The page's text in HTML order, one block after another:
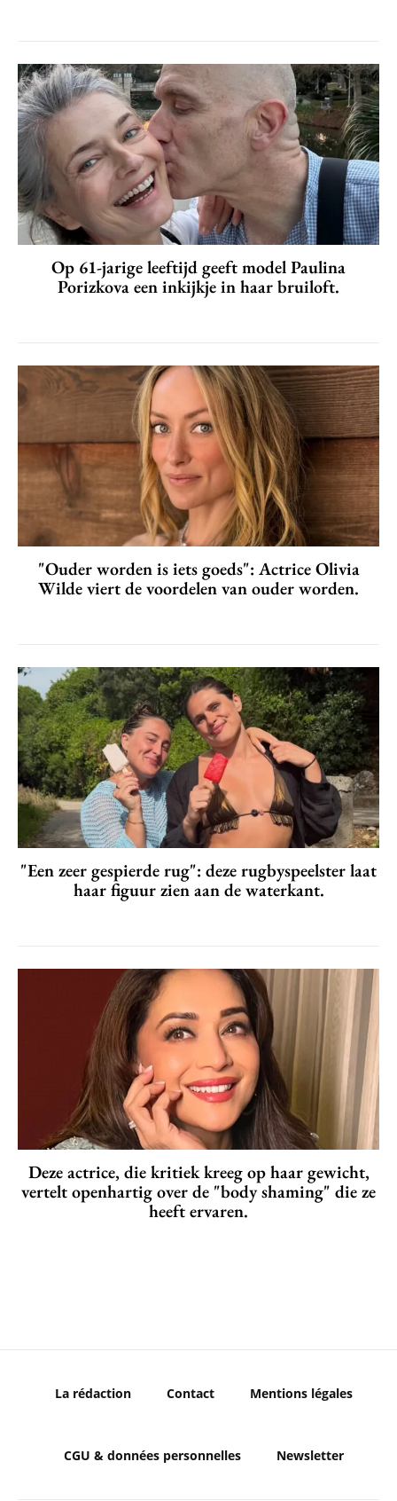
Op 61-jarige leeftijd geeft model Paulina
Porizkova een inkijkje in haar bruiloft.
"Ouder worden is iets goeds": Actrice Olivia
Wilde viert de voordelen van ouder worden.
"Een zeer gespierde rug": deze rugbyspeelster laat
haar figuur zien aan de waterkant.
Deze actrice, die kritiek kreeg op haar gewicht,
vertelt openhartig over de "body shaming" die ze
heeft ervaren.
La rédaction Contact Mentions légales
CGU & données personnelles Newsletter